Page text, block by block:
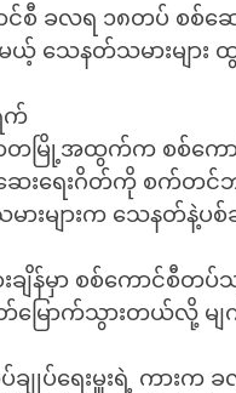
စီ ခလရ ၁၈တပ် စစ်ဆ
သေနတ်သမားများ
က်
ာတမြို့အထွက်က စစ်ကေ
ဆေးရေးဂိတ်ကို စက်တင်
းများက သေနတ်နဲ့
ချိန်မှာ စစ်ကောင်စီ
ြောက်သွားတယ်လို့ မျ
ျုပ်ရေးမှူးရဲ့ ကားက